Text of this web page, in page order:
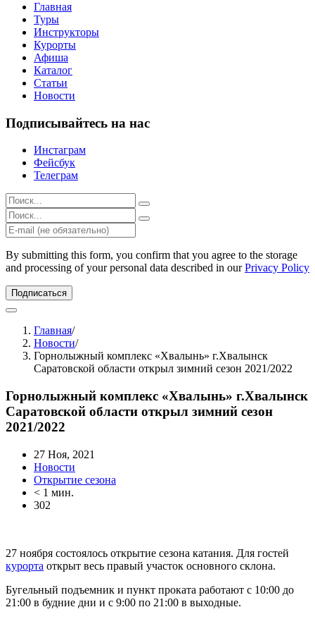
Главная
Туры
Инструкторы
Курорты
Афиша
Каталог
Статьи
Новости
Подписывайтесь на нас
Инстаграм
Фейсбук
Телеграм
Результаты
поиска
для:
%s:
Результаты
поиска
для:
%s:
By submitting this form, you confirm that you agree to the storage
and processing of your personal data described in ourPrivacy Policy
Подписаться
Главная/
Новости/
Горнолыжный комплекс «Хвалынь» г.Хвалынск
Саратовской области открыл зимний сезон 2021/2022
Горнолыжный комплекс «Хвалынь» г.Хвалынск
Саратовской области открыл зимний сезон
2021/2022
27 Ноя, 2021
Новости
Открытие сезона
< 1 мин.
302
27 ноября состоялось открытие сезона катания. Для гостей
курорта открыт весь правый участок основного склона.
Бугельный подъемник и пункт проката работают с 10:00 до
21:00 в будние дни и с 9:00 по 21:00 в выходные.